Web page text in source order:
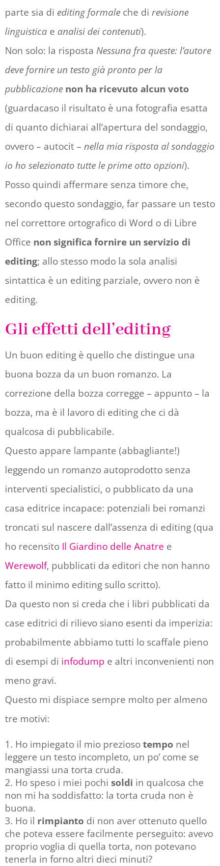
parte sia di editing formale che di revisione
linguistica e analisi dei contenuti).
Non solo: la risposta Nessuna fra queste: l’autore
deve fornire un testo già pronto per la
pubblicazione non ha ricevuto alcun voto
(guardacaso il risultato è una fotografia esatta
di quanto dichiarai all’apertura del sondaggio,
ovvero – autocit – nella mia risposta al sondaggio
io ho selezionato tutte le prime otto opzioni).
Posso quindi affermare senza timore che,
secondo questo sondaggio, far passare un testo
nel correttore ortografico di Word o di Libre
Office non significa fornire un servizio di
editing; allo stesso modo la sola analisi
sintattica è un editing parziale, ovvero non è
editing.
Gli effetti dell’editing
Un buon editing è quello che distingue una
buona bozza da un buon romanzo. La
correzione della bozza corregge – appunto – la
bozza, ma è il lavoro di editing che ci dà
qualcosa di pubblicabile.
Questo appare lampante (abbagliante!)
leggendo un romanzo autoprodotto senza
interventi specialistici, o pubblicato da una
casa editrice incapace: potenziali bei romanzi
troncati sul nascere dall’assenza di editing (qua
ho recensito Il Giardino delle Anatre e
Werewolf, pubblicati da editori che non hanno
fatto il minimo editing sullo scritto).
Da questo non si creda che i libri pubblicati da
case editrici di rilievo siano esenti da imperizia:
probabilmente abbiamo tutti lo scaffale pieno
di esempi di infodump e altri inconvenienti non
meno gravi.
Questo mi dispiace sempre molto per almeno
tre motivi:
Ho impiegato il mio preziosotempo nel
leggere un testo incompleto, un po’ come se
mangiassi una torta cruda.
Ho speso i miei pochi soldi in qualcosa che
non mi ha soddisfatto: la torta cruda non è
buona.
Ho il rimpianto di non aver ottenuto quello
che poteva essere facilmente perseguito: avevo
proprio voglia di quella torta, non potevano
tenerla in forno altri dieci minuti?